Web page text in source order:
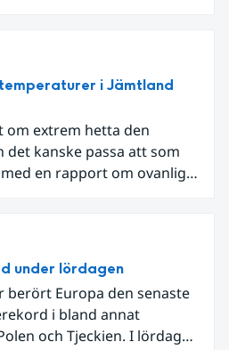
i Jämtland
om extrem hetta den
det kanske passa att som
en rapport om ovanligt
under lördagen
berört Europa den senaste
i bland annat
och Tjeckien. I lördags